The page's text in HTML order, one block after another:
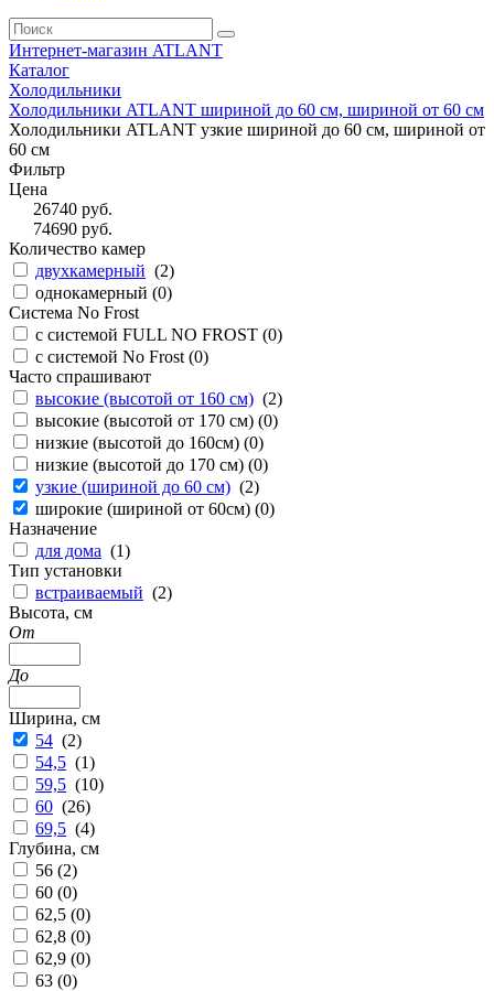
Интернет-магазин ATLANT
Каталог
Холодильники
Холодильники ATLANT шириной до 60 см, шириной от 60 см
Холодильники ATLANT узкие шириной до 60 см, шириной от
60 см
Фильтр
Цена
26740руб.
74690руб.
Количество камер
двухкамерный (2)
однокамерный (0)
Система No Frost
с системой FULL NO FROST (0)
с системой No Frost (0)
Часто спрашивают
высокие (высотой от 160 см) (2)
высокие (высотой от 170 см) (0)
низкие (высотой до 160см) (0)
низкие (высотой до 170 см) (0)
узкие (шириной до 60 см) (2)
широкие (шириной от 60см) (0)
Назначение
для дома (1)
Тип установки
встраиваемый (2)
Высота, см
От
До
Ширина, см
54 (2)
54,5 (1)
59,5 (10)
60 (26)
69,5 (4)
Глубина, см
56 (2)
60 (0)
62,5 (0)
62,8 (0)
62,9 (0)
63 (0)